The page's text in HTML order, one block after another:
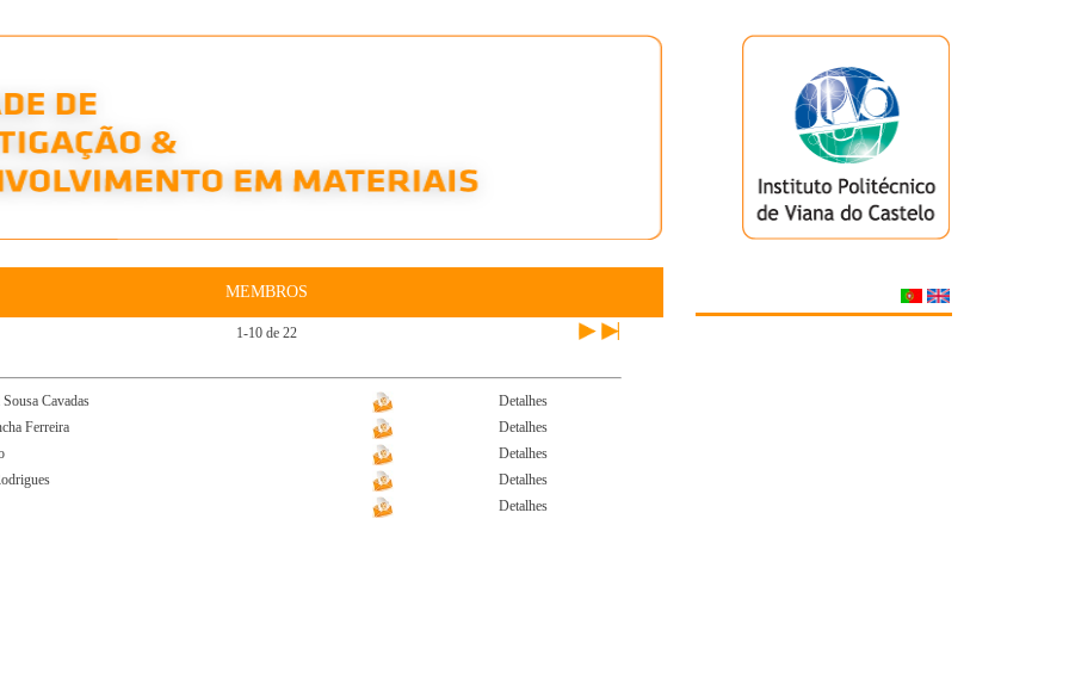
MEMBROS
1-10 de 22
Cavadas
Detalhes
Ferreira
Detalhes
Detalhes
Detalhes
Detalhes